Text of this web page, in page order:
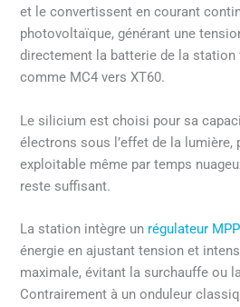
et le convertissent en courant
photovoltaïque, générant une
directement la batterie de la station
comme MC4 vers XT60.
Le silicium est choisi pour sa
électrons sous l’effet de la lumière,
exploitable même par temps
reste suffisant.
La station intègre un régulateur
énergie en ajustant tension et
maximale, évitant la surchauffe ou
Contrairement à un onduleur